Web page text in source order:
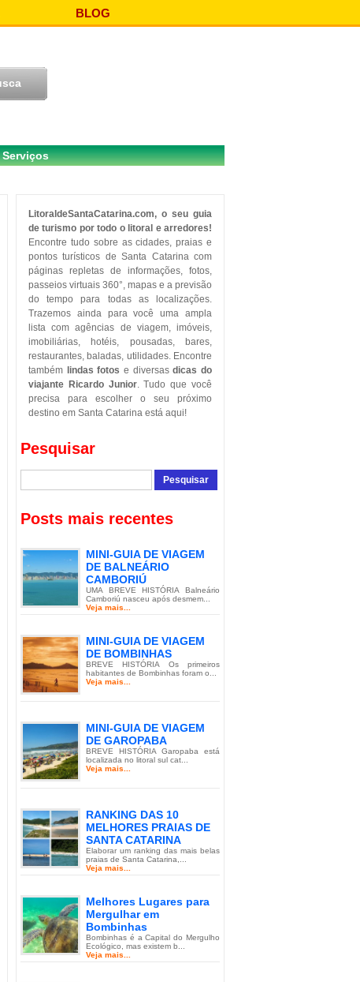
BLOG
Serviços
LitoraldeSantaCatarina.com, o seu guia
de turismo por todo o litoral e arredores!
Encontre tudo sobre as cidades, praias e
pontos turísticos de Santa Catarina com
páginas repletas de informações, fotos,
passeios virtuais 360°, mapas e a previsão
do tempo para todas as localizações.
Trazemos ainda para você uma ampla
lista com agências de viagem, imóveis,
imobiliárias, hotéis, pousadas, bares,
restaurantes, baladas, utilidades. Encontre
também
lindas fotos e diversasdicas do
viajante Ricardo Junior. Tudo que você
precisa para escolher o seu próximo
destino em Santa Catarina está aqui!
Pesquisar
Posts mais recentes
MINI-GUIA DE VIAGEM
DE BALNEÁRIO
CAMBORIÚ
UMA BREVE HISTÓRIA Balneário
Camboriú nasceu após desmem...
Veja mais...
MINI-GUIA DE VIAGEM
DE BOMBINHAS
BREVE HISTÓRIA Os primeiros
habitantes de Bombinhas foram o...
Veja mais...
MINI-GUIA DE VIAGEM
DE GAROPABA
BREVE HISTÓRIA Garopaba está
localizada no litoral sul cat...
Veja mais...
RANKING DAS 10
MELHORES PRAIAS DE
SANTA CATARINA
Elaborar um ranking das mais belas
praias de Santa Catarina,...
Veja mais...
Melhores Lugares para
Mergulhar em
Bombinhas
Bombinhas é a Capital do Mergulho
Ecológico, mas existem b...
Veja mais...